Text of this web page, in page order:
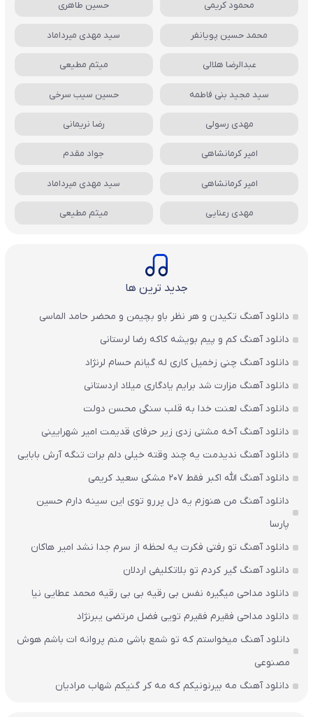
محمود کریمی حسین طاهری
محمد حسین پویانفر سید مهدی میرداماد
عبدالرضا هلالی میثم مطیعی
سید مجید بنی فاطمه حسین سیب سرخی
مهدی رسولی رضا نریمانی
امیر کرمانشاهی جواد مقدم
امیر کرمانشاهی سید مهدی میرداماد
مهدی رعنایی میثم مطیعی
جدید ترین ها
دانلود آهنگ تکیدن و هر نظر باو بچیمن و محضر حامد الماسی
دانلود آهنگ کم و پیم بویشه کاکه رضا لرستانی
دانلود آهنگ چنی زخمیل کاری له گیانم حسام لرنژاد
دانلود آهنگ مزارت شد برایم یادگاری میلاد اردستانی
دانلود آهنگ لعنت خدا به قلب سنگی محسن دولت
دانلود آهنگ آخه مشتی زدی زیر حرفای قدیمت امیر شهرایینی
دانلود آهنگ ندیدمت یه چند وقته خیلی دلم برات تنگه آرش بابایی
دانلود آهنگ الله اکبر فقط 207 مشکی سعید کریمی
دانلود آهنگ من هنوزم یه دل پررو توی این سینه دارم حسین
پارسا
دانلود آهنگ تو رفتی فکرت یه لحظه از سرم جدا نشد امیر هاکان
دانلود آهنگ گیر کردم تو بلاتکلیفی اردلان
دانلود مداحی میگیره نفس بی رقیه بی بی رقیه محمد عطایی نیا
دانلود مداحی فقیرم فقیرم تویی فضل مرتضی یبرنژاد
دانلود آهنگ میخواستم که تو شمع باشی منم پروانه ات باشم هوش
مصنوعی
دانلود آهنگ مه بیرنونیکم که مه کر گنیکم شهاب مرادیان